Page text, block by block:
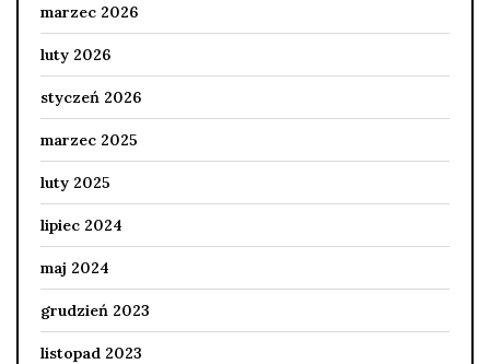
marzec 2026
luty 2026
styczeń 2026
marzec 2025
luty 2025
lipiec 2024
maj 2024
grudzień 2023
listopad 2023